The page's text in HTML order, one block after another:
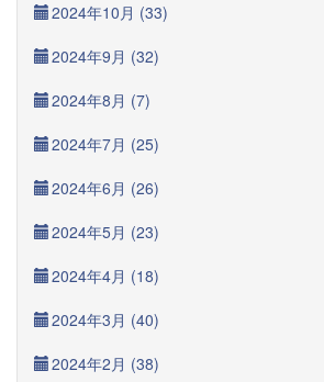
2024年10月 (33)
2024年9月 (32)
2024年8月 (7)
2024年7月 (25)
2024年6月 (26)
2024年5月 (23)
2024年4月 (18)
2024年3月 (40)
2024年2月 (38)